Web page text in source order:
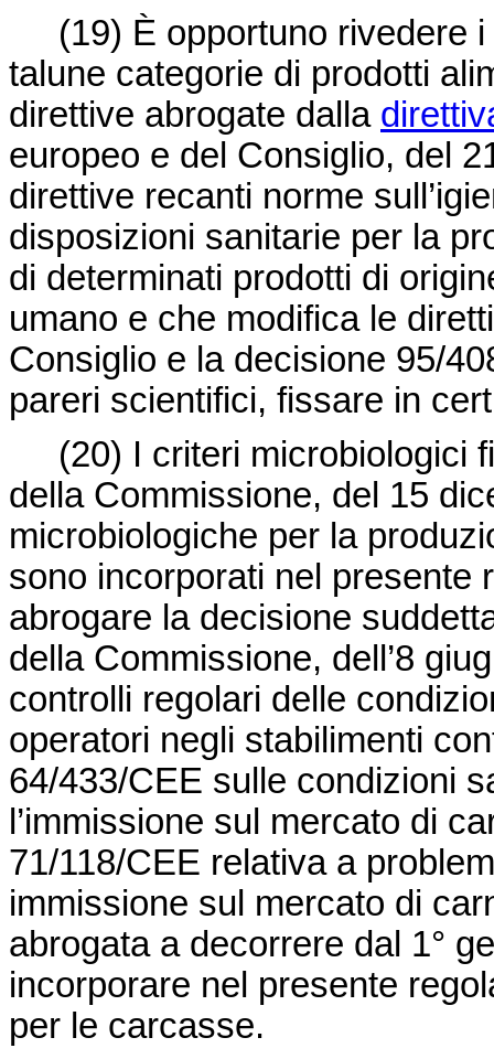
(19) È opportuno rivedere
talune categorie di prodotti
direttive abrogate dalla
europeo e del Consiglio, del
direttive recanti norme
disposizioni sanitarie per la
di determinati prodotti di
umano e che modifica le
Consiglio e la decisione 95/
pareri scientifici, fissare in
(20) I criteri microbiologici
della Commissione, del 15
microbiologiche per la
sono incorporati nel presente
abrogare la decisione
della Commissione, dell’8
controlli regolari delle
operatori negli stabilimenti
64/433/CEE sulle condizioni
l’immissione sul mercato di
71/118/CEE relativa a
immissione sul mercato di
abrogata a decorrere dal 1°
incorporare nel presente
per le carcasse.